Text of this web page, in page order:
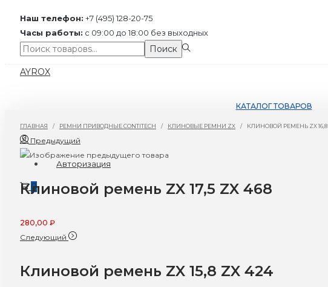
Наш телефон: +7 (495) 128-20-75
Часы работы: с 09:00 до 18:00 без выходных
Поиск:>
Поиск
Перейти
Перейти
AYROX
КАТАЛОГ ТОВАРОВ
Авторизация
0
ГЛАВНАЯ / РЕМНИ ПРИВОДНЫЕ CONTITECH / КЛИНОВЫЕ РЕМНИ ZX / КЛИНОВОЙ РЕМЕНЬ ZX 16,8
Предыдущий
Клиновой ремень ZX 17,5 ZX 468
280,00 ₽
Следующий
Клиновой ремень ZX 15,8 ZX 424